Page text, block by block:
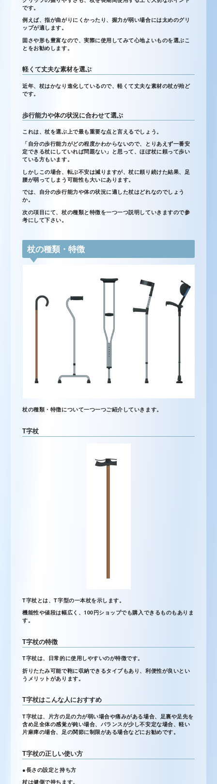
です。
例えば、指が曲がりにくかったり、握力が弱い場合には太めのグリ
ップが適します。
固さや形も豊富なので、実際に使用してみて心地よいものを選ぶこ
とをお勧めします。
軽くて丈夫な素材を選ぶ
近年、杖はかなり進化しているので、軽くて丈夫な素材の杖が殆ど
です。
歩行能力や体の状況に合わせて選ぶ
これは、杖を選ぶ上で最も重要な点と言えるでしょう。
「自分の歩行能力がどの程度かわからないので、とりあえず一番安
定できる杖にしていれば問題ない」と思って、ほぼ杖に頼って歩い
ている方もいます。
しかしこの場合、転ぶ不安は減りますが、杖に頼り続けた結果、足
腰が弱ってしまう可能性も大いにあります。
では、自分の歩行能力や体の状況に適した杖はどれなのでしょう
か。
次の項目にて、杖の種類と特徴を一つ一つ説明していきますので参
考にして下さい。
杖の種類・特徴
杖の種類・特徴について一つ一つご紹介していきます。
T字杖
T字杖とは、T字型の一本杖を示します。
機能性や値段は幅広く、100円ショップでも購入できるものもありま
す。
T字杖の特徴
T字杖は、日常的に使用しやすいのが特徴です。
折りたたみ可能で鞄に収納できるタイプもあり、利便性が良いとい
うメリットがあります。
T字杖はこんな人におすすめ
T字杖は、片方の足の力が弱い場合や痛みがある場合、足裏や足先を
含め足全体の感覚が鈍い場合、バランスが少し不安定な場合、軽い
片麻痺の場合、足の関節に制限がある場合などにお勧めです。
T字杖の正しい使い方
●長さの設定と持ち方
杖は健側で持ちます。